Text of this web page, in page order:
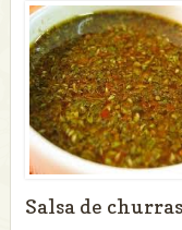
Salsa de